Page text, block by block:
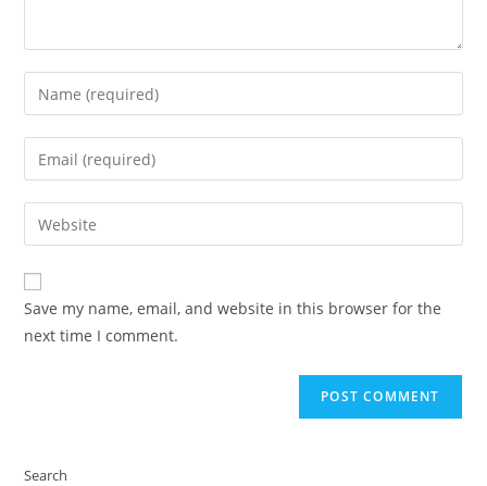
Enter
your
name
comment
Enter
your
email
address
comment
Enter
your
website
URL
(optional)
Save my name, email, and website in this browser for the
next time I comment.
Search